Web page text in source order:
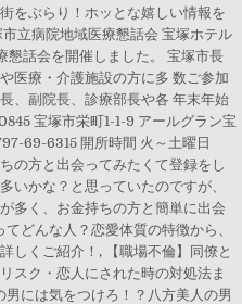
をぶらり！ホッとな嬉しい情報を
立病院地域医療懇話会 宝塚ホテル
懇話会を開催しました。 宝塚市長
医療・介護施設の方に多 数ご参加
、副院長、診療部長や各 年末年始
宝塚市栄町1-1-9 アールグラン宝
69-6315 開所時間 火～土曜日
の方と出会ってみたくて登録をし
いかな？と思っていたのですが、
多く、お金持ちの方と簡単に出会
どんな人？恋愛体質の特徴から、
しくご紹介！, 【職場不倫】同僚と
スク・恋人にされた時の対処法ま
には気をつけろ！？八方美人の男